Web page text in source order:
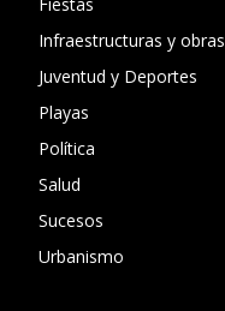
Fiestas
Infraestructuras y obras
Juventud y Deportes
Playas
Política
Salud
Sucesos
Urbanismo